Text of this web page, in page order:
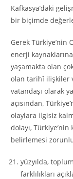
Kafkasya’daki
bir biçimde
Gerek Türkiye’nin
enerji
yaşamakta olan
olan tarihî ilişkiler
vatandaşı olarak
açısından,
olaylara ilgisiz
dolayı, Türkiye’nin
belirlemesi
yüzyılda,
farklılıkları